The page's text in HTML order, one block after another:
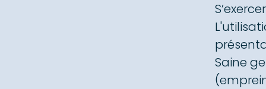
Saine